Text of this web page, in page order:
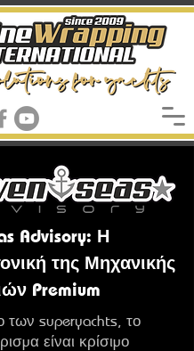
Advisory: Η
της Μηχανικής
Premium
των superyachts, το
είναι κρίσιμο